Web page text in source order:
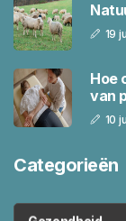
19
Hoe
van
10
Categorieën